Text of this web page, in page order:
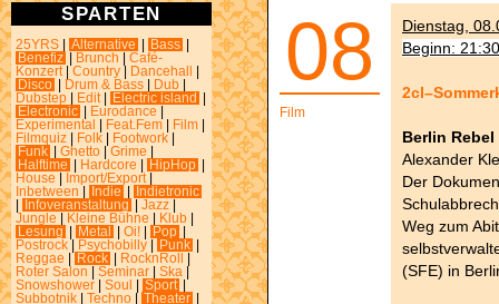
SPARTEN
25YRS Alternative Bass
Benefiz
Brunch
Café-
Konzert
Country Dancehall
Disco
Drum & Bass Dub
Dubstep
Edit Electric island
Electronic
Eurodance
Experimental
Feat.Fem Film
Filmquiz
Folk Footwork
Funk
Ghetto Grime
Halftime
Hardcore HipHop
House
Import/Export
Inbetween
Indie
Indietronic
Infoveranstaltung Jazz
Jungle
Kleine Bühne Klub
Lesung
Metal Oi! Pop
Postrock
Psychobilly Punk
Reggae
Rock RocknRoll
Roter Salon
Seminar Ska
Snowshower
Soul Sport
Subbotnik
Techno Theater
08
Film
Dienstag,
Beginn:
Berlin
Alexander
Der
Weg zum
(SFE) in